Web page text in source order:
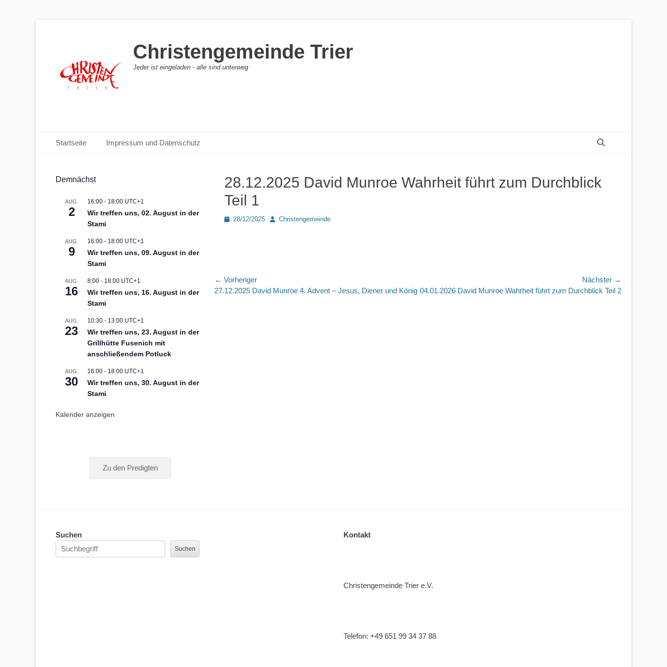
Christengemeinde Trier
Jeder ist eingeladen - alle sind unterweg
Primäres Menü
Inhalt
Startseite Impressum und Datenschutz
28.12.2025 David Munroe Wahrheit führt zum Durchblick
Teil 1
Posted28/12/2025 AutorChristengemeinde
Beitragsnavigation
← Vorheriger
Vorheriger
27.12.2025 David Munroe 4. Advent – Jesus, Diener und König
Nächster →
Nächster
04.01.2026 David Munroe Wahrheit führt zum Durchblick Teil 2
Demnächst
AUG.
2
16:00 - 18:00 UTC+1
Wir treffen uns, 02. August in der
Stami
AUG.
9
16:00 - 18:00 UTC+1
Wir treffen uns, 09. August in der
Stami
AUG.
16
8:00 - 18:00 UTC+1
Wir treffen uns, 16. August in der
Stami
AUG.
23
10:30 - 13:00 UTC+1
Wir treffen uns, 23. August in der
Grillhütte Fusenich mit
anschließendem Potluck
AUG.
30
16:00 - 18:00 UTC+1
Wir treffen uns, 30. August in der
Stami
Kalender anzeigen
Zu den Predigten
Suchen
Suchen
Kontakt
Christengemeinde Trier e.V.
Telefon: +49 651 99 34 37 88